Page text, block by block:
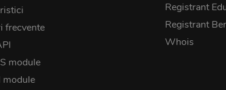
frecvente
module
module
Registrant
Registrant
Whois